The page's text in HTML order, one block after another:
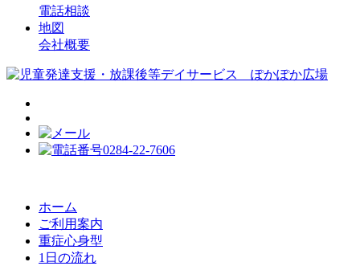
電話相談
地図
会社概要
ホーム
ご利用案内
重症心身型
1日の流れ